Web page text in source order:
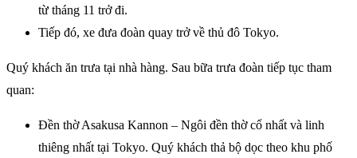
từ tháng 11 trở đi.
Tiếp đó, xe đưa đoàn quay trở về thủ đô Tokyo.
Quý khách ăn trưa tại nhà hàng. Sau bữa trưa đoàn tiếp tục tham
quan:
Đền thờ Asakusa Kannon – Ngôi đền thờ cổ nhất và linh
thiêng nhất tại Tokyo. Quý khách thả bộ dọc theo khu phố